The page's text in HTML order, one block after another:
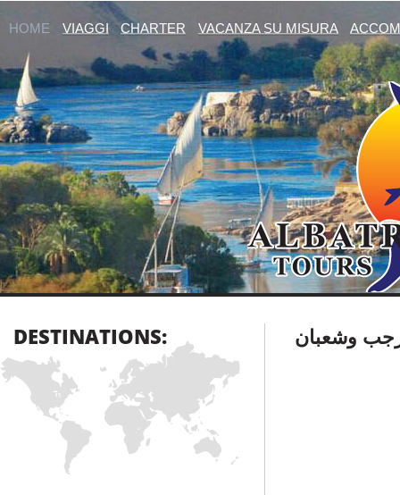
HOME VIAGGI CHARTER VACANZA SU MISURA
DESTINATIONS: وشعبان